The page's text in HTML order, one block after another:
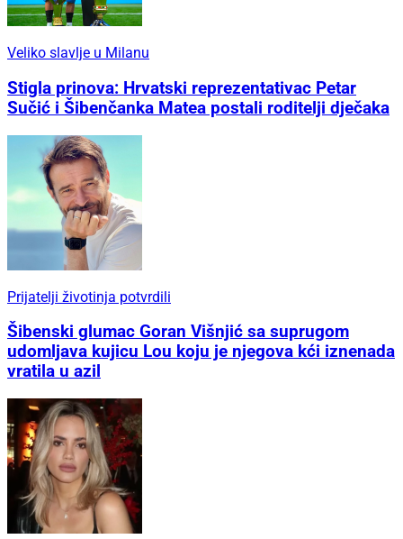
Veliko slavlje u Milanu
Stigla prinova: Hrvatski reprezentativac Petar
Sučić i Šibenčanka Matea postali roditelji dječaka
Prijatelji životinja potvrdili
Šibenski glumac Goran Višnjić sa suprugom
udomljava kujicu Lou koju je njegova kći iznenada
vratila u azil